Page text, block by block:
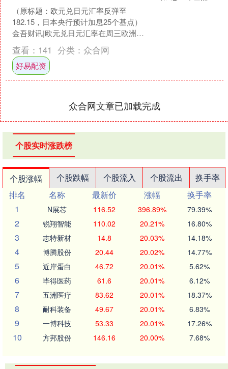
（原标题：欧元兑日元汇率反弹至
182.15，日本央行预计加息25个基点）
金吾财讯|欧元兑日元汇率在周三欧洲交
易时段上涨0.25%，至182.15附近，结束
了连....
查看： 141 分类： 众合网
好易配资
众合网文章已加载完成
个股实时涨跌榜
个股涨幅 个股跌幅 个股流入 个股流出
换手率
排名
名称 最新价 涨幅
换手率
1
N展芯 116.52 396.89% 79.39%
2 锐翔智能 110.02 20.21% 16.80%
3 志特新材 14.8 20.03% 14.18%
4 博腾股份 20.44 20.02% 14.77%
5 近岸蛋白 46.72 20.01% 5.62%
6 毕得医药 61.6 20.01% 6.12%
7 五洲医疗 83.62 20.01% 18.37%
8 耐科装备 49.67 20.01% 6.83%
9 一博科技 53.33 20.01% 17.26%
10 方邦股份 146.16 20.00% 7.68%